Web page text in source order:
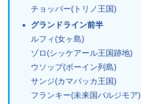
チョッパー(トリノ王国)
グランドライン前半
ルフィ(女ヶ島)
ゾロ(シッケアール王国跡地)
ウソップ(ボーイン列島)
サンジ(カマバッカ王国)
フランキー(未来国バルジモア)